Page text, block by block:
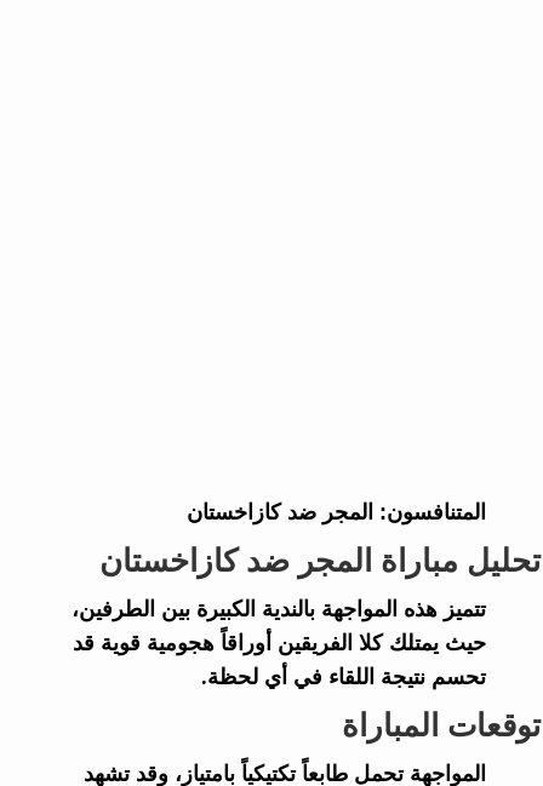
المتنافسون: المجر ضد كازاخستان
تحليل مباراة المجر ضد كازاخستان
تتميز هذه المواجهة بالندية الكبيرة بين الطرفين،
حيث يمتلك كلا الفريقين أوراقاً هجومية قوية قد
تحسم نتيجة اللقاء في أي لحظة.
توقعات المباراة
المواجهة تحمل طابعاً تكتيكياً بامتياز، وقد تشهد